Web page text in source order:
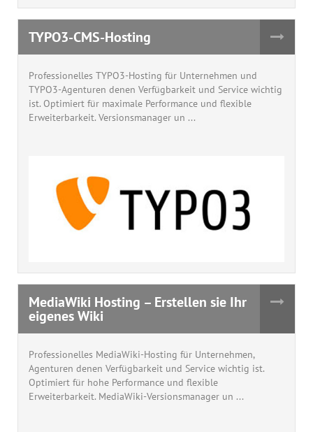
TYPO3-CMS-Hosting
Professionelles TYPO3-Hosting für Unternehmen und
TYPO3-Agenturen denen Verfügbarkeit und Service wichtig
ist. Optimiert für maximale Performance und flexible
Erweiterbarkeit. Versionsmanager un ...
MediaWiki Hosting – Erstellen sie Ihr
eigenes Wiki
Professionelles MediaWiki-Hosting für Unternehmen,
Agenturen denen Verfügbarkeit und Service wichtig ist.
Optimiert für hohe Performance und flexible
Erweiterbarkeit. MediaWiki-Versionsmanager un ...